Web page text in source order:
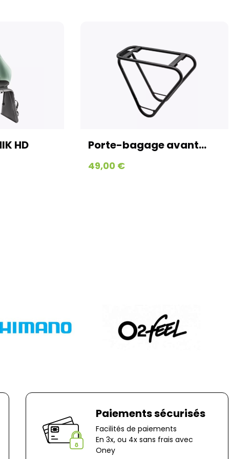
moyenne sous 3 à 10 jours ouvrés (à partir du moment
disponible), pour une livraison directement à votre
d’expédition les week-ends et jours fériés)
et petits produits :
articles sont préparés par notre équipe marketing
Colissimo, avec un délai moyen de livraison de 3 à 10
jusqu’à votre domicile. (Pas d’expédition les week-ends
et colis de plus de 10 kg :
lourds, nous faisons appel au transporteur
garantir une livraison sécurisée. Votre colis vous
moyenne sous 3 à 10 jours ouvrés. (Pas d’expédition les
:
Le-Captif
HD
Porte-bagage avant...
49,00 €
Paiements sécurisés
Facilités de paiements
En 3x, ou 4x sans frais avec
Oney